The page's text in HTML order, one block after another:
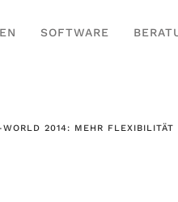
SOFTWARE
WORLD 2014: MEHR FLEXIBILITÄT